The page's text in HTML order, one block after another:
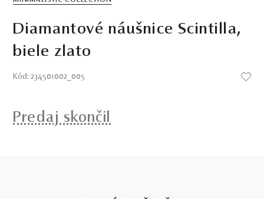
Diamantové náušnice Scintilla,
biele zlato
Kód: 234501002_005
Predaj skončil